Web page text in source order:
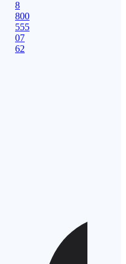
8
800
555
07
62